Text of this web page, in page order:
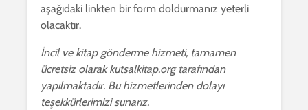
aşağıdaki linkten bir form doldurmanız yeterli
olacaktır.
İncil ve kitap gönderme hizmeti, tamamen
ücretsiz olarak kutsalkitap.org tarafından
yapılmaktadır. Bu hizmetlerinden dolayı
teşekkürlerimizi sunarız.